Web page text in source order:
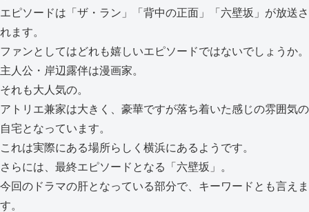
エピソードは「ザ・ラン」「背中の正面」「六壁坂」が放送さ
れます。
ファンとしてはどれも嬉しいエピソードではないでしょうか。
主人公・岸辺露伴は漫画家。
それも大人気の。
アトリエ兼家は大きく、豪華ですが落ち着いた感じの雰囲気の
自宅となっています。
これは実際にある場所らしく横浜にあるようです。
さらには、最終エピソードとなる「六壁坂」。
今回のドラマの肝となっている部分で、キーワードとも言えま
す。